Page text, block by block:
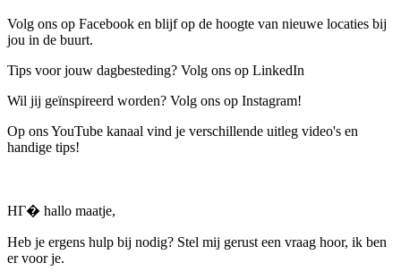
Volg ons op Facebook en blijf op de hoogte van nieuwe locaties bij
jou in de buurt.
Tips voor jouw dagbesteding? Volg ons op LinkedIn
Wil jij geïnspireerd worden? Volg ons op Instagram!
Op ons YouTube kanaal vind je verschillende uitleg video's en
handige tips!
HГ� hallo maatje,
Heb je ergens hulp bij nodig? Stel mij gerust een vraag hoor, ik ben
er voor je.